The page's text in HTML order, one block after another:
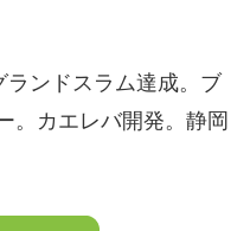
ンドスラム達成。ブ
。カエレバ開発。静岡